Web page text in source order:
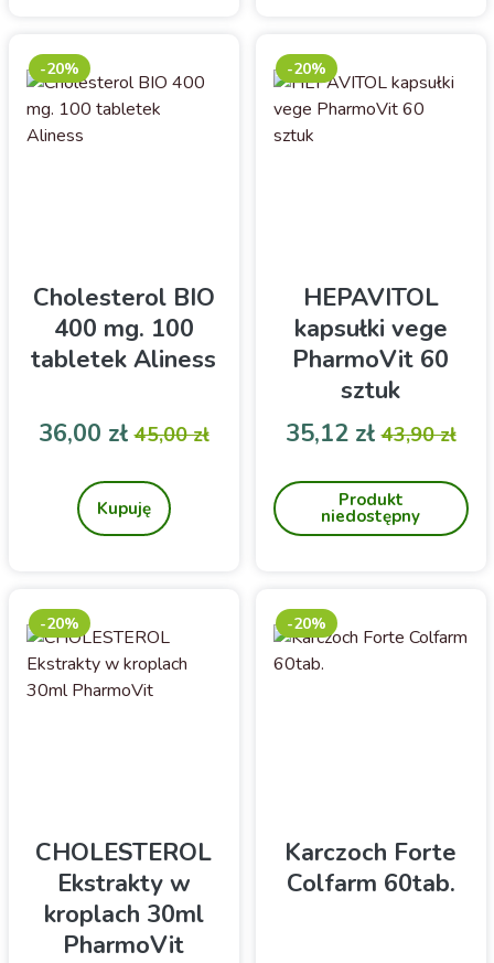
Cholesterol BIO
400 mg. 100
tabletek Aliness
Cholesterol Complex
zawiera składniki, które
pomagają utrzymać
Cena
36,00 złCena podstawowa
45,00 zł
Kupuję
-20%
HEPAVITOL
kapsułki vege
PharmoVit 60
sztuk
suplement diety z serii
Herballine
Cena
35,12 złCena
43,90 zł
Produkt
niedostępny
-20%
CHOLESTEROL
Ekstrakty w
kroplach 30ml
PharmoVit
-20%
Karczoch Forte
Colfarm 60tab.
-20%